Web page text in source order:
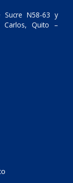
Sucre N58-63 y
Carlos, Quito –